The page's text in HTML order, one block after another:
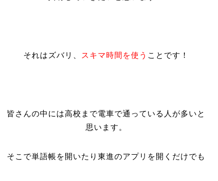
それはズバリ、 スキマ時間を使う ことです！
皆さんの中には高校まで電車で通っている人が多いと
思います。
そこで単語帳を開いたり東進のアプリを開くだけでも